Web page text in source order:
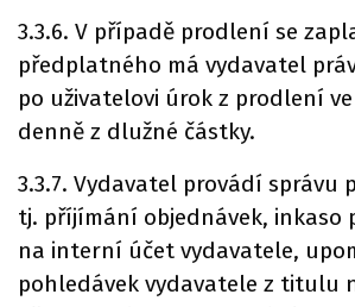
3.3.6. V případě prodlení se
předplatného má vydavatel
po uživatelovi úrok z prodlení ve
denně z dlužné částky.
3.3.7. Vydavatel provádí správu
tj. příjímání objednávek, inkaso
na interní účet vydavatele,
pohledávek vydavatele z titulu